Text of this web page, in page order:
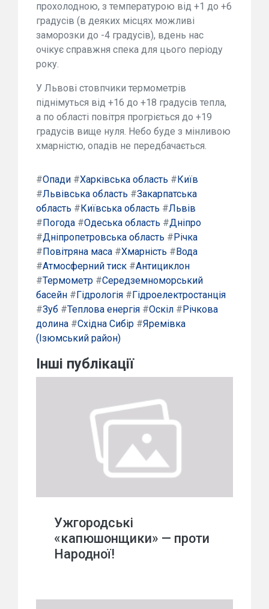
прохолодною, з температурою від +1 до +6
градусів (в деяких місцях можливі
заморозки до -4 градусів), вдень нас
очікує справжня спека для цього періоду
року.
У Львові стовпчики термометрів
піднімуться від +16 до +18 градусів тепла,
а по області повітря прогріється до +19
градусів вище нуля. Небо буде з мінливою
хмарністю, опадів не передбачається.
#Опади #Харківська область # Київ
#Львівська область #Закарпатська
область # Київська область #Львів
# Погода #Одеська область #Дніпро
#Дніпропетровська область # Річка
# Повітряна маса #Хмарність # Вода
#Атмосферний тиск #Антициклон
#Термометр #Середземноморський
басейн # Гідрологія # Гідроелектростанція
#Зуб #Теплова енергія #Оскіл # Річкова
долина #Східна Сибір #Яремівка
(Ізюмський район)
Інші публікації
Ужгородські
«капюшонщики» — проти
Народної!